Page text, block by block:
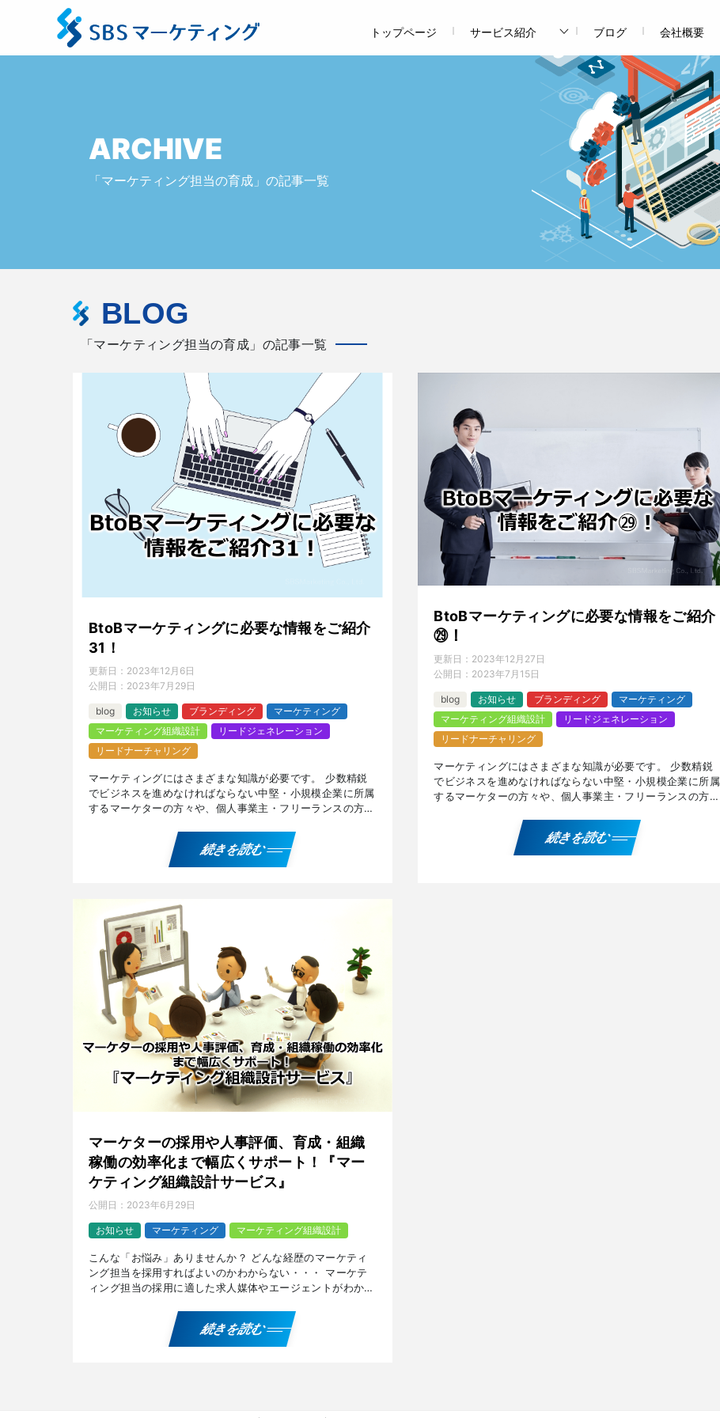
トップページ サービス紹介 ブログ 会社概要
ARCHIVE
「マーケティング担当の育成」の記事一覧
BLOG
「マーケティング担当の育成」の記事一覧
BtoBマーケティングに必要な情報をご紹介
31！
更新日： 2023年12月6日
公開日： 2023年7月29日
blog お知らせ ブランディング
マーケティング
マーケティング組織設計
リードジェネレーション
リードナーチャリング
マーケティングにはさまざまな知識が必要です。 少数精鋭
でビジネスを進めなければならない中堅・小規模企業に所属
するマーケターの方々や、個人事業主・フリーランスの方々
続きを読む
BtoBマーケティングに必要な情報をご紹介
㉙！
更新日： 2023年12月27日
公開日： 2023年7月15日
blog お知らせ ブランディング
マーケティング
マーケティング組織設計
リードジェネレーション
リードナーチャリング
マーケティングにはさまざまな知識が必要です。 少数精鋭
でビジネスを進めなければならない中堅・小規模企業に所属
するマーケターの方々や、個人事業主・フリーランスの方々
続きを読む
マーケターの採用や人事評価、育成・組織
稼働の効率化まで幅広くサポート！『マー
ケティング組織設計サービス』
公開日： 2023年6月29日
お知らせ マーケティング マーケティング組織設計
こんな「お悩み」ありませんか？ どんな経歴のマーケティ
ング担当を採用すればよいのかわからない・・・ マーケテ
ィング担当の採用に適した求人媒体やエージェントがわから
続きを読む